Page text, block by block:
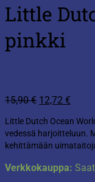
Little
pinkki
15,90€ Alkuperäinen
oli:
15,90 €.
12,72 €
on:
Little Dutch Ocean
vedessä harjoitteluun.
kehittämään
Verkkokauppa: